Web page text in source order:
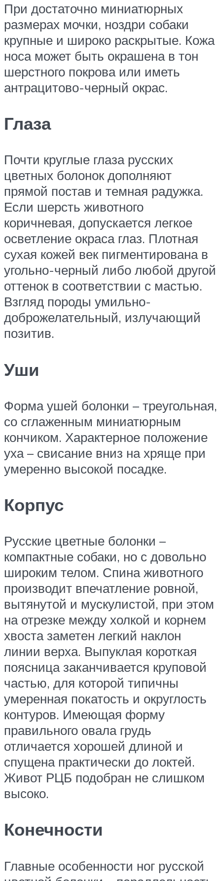
При достаточно миниатюрных
размерах мочки, ноздри собаки
крупные и широко раскрытые. Кожа
носа может быть окрашена в тон
шерстного покрова или иметь
антрацитово-черный окрас.
Глаза
Почти круглые глаза русских
цветных болонок дополняют
прямой постав и темная радужка.
Если шерсть животного
коричневая, допускается легкое
осветление окраса глаз. Плотная
сухая кожей век пигментирована в
угольно-черный либо любой другой
оттенок в соответствии с мастью.
Взгляд породы умильно-
доброжелательный, излучающий
позитив.
Уши
Форма ушей болонки – треугольная,
со сглаженным миниатюрным
кончиком. Характерное положение
уха – свисание вниз на хряще при
умеренно высокой посадке.
Корпус
Русские цветные болонки –
компактные собаки, но с довольно
широким телом. Спина животного
производит впечатление ровной,
вытянутой и мускулистой, при этом
на отрезке между холкой и корнем
хвоста заметен легкий наклон
линии верха. Выпуклая короткая
поясница заканчивается круповой
частью, для которой типичны
умеренная покатость и округлость
контуров. Имеющая форму
правильного овала грудь
отличается хорошей длиной и
спущена практически до локтей.
Живот РЦБ подобран не слишком
высоко.
Конечности
Главные особенности ног русской